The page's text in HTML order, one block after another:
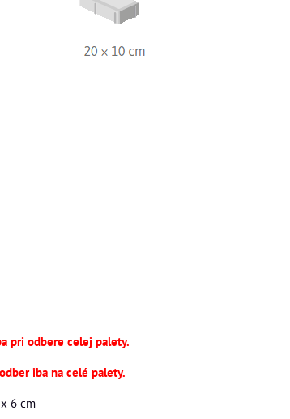
pri odbere celej palety.
iba na celé palety.
6 cm